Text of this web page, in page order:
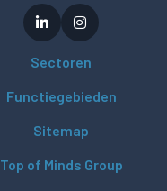
Sectoren
Functiegebieden
Sitemap
Top of Minds Group